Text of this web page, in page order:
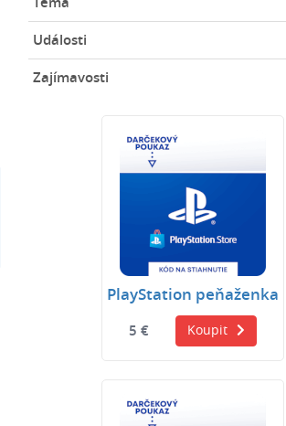
Téma
Události
Zajímavosti
PlayStation peňaženka
5 € Koupit